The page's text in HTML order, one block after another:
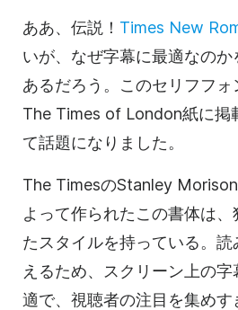
ああ、伝説！ Times New
いが、なぜ字幕に最適なの
あるだろう。このセリフフォ
The Times of London紙に掲
て話題になりました。
The TimesのStanley
よって作られたこの書体は
たスタイルを持っている。
えるため、スクリーン上の
適で、視聴者の注目を集めす